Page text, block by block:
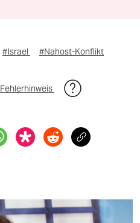
#Israel #Nahost-Konflikt
Fehlerhinweis